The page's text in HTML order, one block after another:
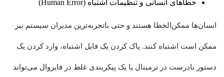
خطاهای انسانی و تنظیمات اشتباه (Human Error)
انسان‌ها ممکن‌الخطا هستند و حتی باتجربه‌ترین مدیران سیستم نیز
ممکن است اشتباه کنند. پاک کردن یک فایل اشتباه، وارد کردن یک
دستور نادرست در ترمینال یا یک پیکربندی غلط در فایروال می‌تواند